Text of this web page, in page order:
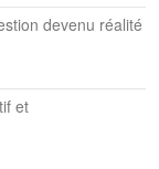
devenu réalité
et